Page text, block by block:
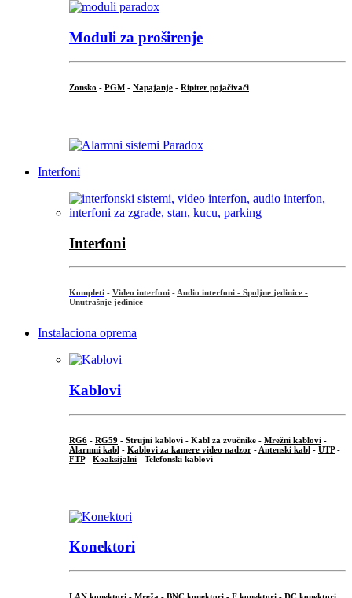
Moduli za proširenje
Zonsko - PGM - Napajanje - Ripiter pojačivači
Interfoni
Interfoni
Kompleti - Video interfoni - Audio interfoni - Spoljne jedinice -
Unutrašnje jedinice
Instalaciona oprema
Kablovi
RG6 - RG59 - Strujni kablovi - Kabl za zvučnike - Mrežni kablovi -
Alarmni kabl - Kablovi za kamere video nadzor - Antenski kabl - UTP-
FTP- Koaksijalni - Telefonski kablovi
Konektori